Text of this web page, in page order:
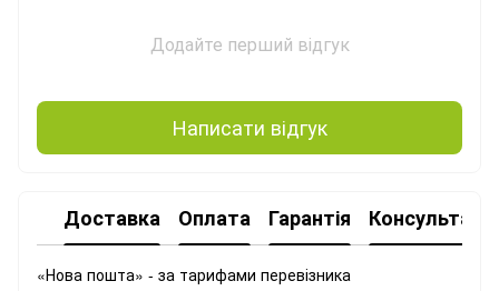
Додайте перший відгук
Написати відгук
Доставка Оплата Гарантія Консультація
«Нова пошта» - за тарифами перевізника